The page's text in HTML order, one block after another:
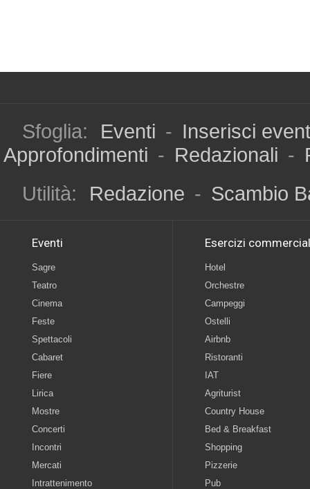
Sfoglia: Eventi - Inserisci
Approfondimenti - Redazionali -
Utilità:
Redazione - Scambio
Eventi
Sagre
Teatro
Cinema
Feste
Spettacoli
Cabaret
Fiere
Lirica
Mostre
Concerti
Incontri
Mercati
Intrattenimento
Esercizi
Hotel
Orchestre
Campeggi
Ostelli
Airbnb
Ristoranti
IAT
Agriturist
Country House
Bed & Breakfast
Shopping
Pizzerie
Pub